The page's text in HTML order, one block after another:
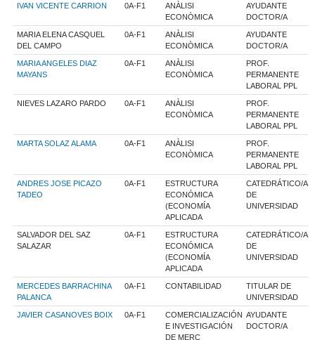
IVAN VICENTE CARRION 0A-F1
ANÀLISI
ECONÒMICA
AYUDANTE
DOCTOR/A
MARIA ELENA CASQUEL
DEL CAMPO
0A-F1
ANÀLISI
ECONÒMICA
AYUDANTE
DOCTOR/A
MARIA ANGELES DIAZ
MAYANS
0A-F1
ANÀLISI
ECONÒMICA
PROF.
PERMANENTE
LABORAL PPL
NIEVES LAZARO PARDO 0A-F1
ANÀLISI
ECONÒMICA
PROF.
PERMANENTE
LABORAL PPL
MARTA SOLAZ ALAMA 0A-F1
ANÀLISI
ECONÒMICA
PROF.
PERMANENTE
LABORAL PPL
ANDRES JOSE PICAZO
TADEO
0A-F1
ESTRUCTURA
ECONÓMICA
(ECONOMÍA
APLICADA
CATEDRÁTICO/A
DE
UNIVERSIDAD
SALVADOR DEL SAZ
SALAZAR
0A-F1
ESTRUCTURA
ECONÓMICA
(ECONOMÍA
APLICADA
CATEDRÁTICO/A
DE
UNIVERSIDAD
MERCEDES BARRACHINA
PALANCA
0A-F1 CONTABILIDAD
TITULAR DE
UNIVERSIDAD
JAVIER CASANOVES BOIX 0A-F1
COMERCIALIZACIÓN
E INVESTIGACIÓN
DE MERC
AYUDANTE
DOCTOR/A